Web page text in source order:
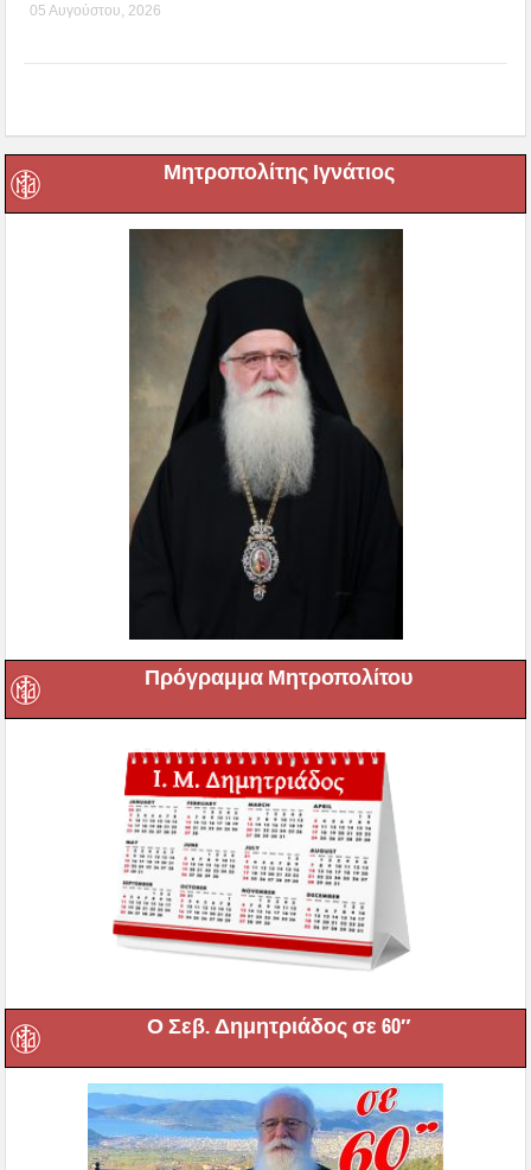
05 Αυγούστου, 2026
Μητροπολίτης Ιγνάτιος
Πρόγραμμα Μητροπολίτου
Ο Σεβ. Δημητριάδος σε 60″